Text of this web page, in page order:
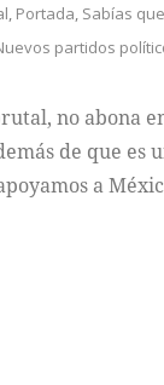
Portada Sabías que
partidos
no abona
de que es
a